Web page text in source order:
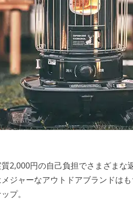
2,000円の自己負担でさまざまな
ジャーなアウトドアブランドは
プ。